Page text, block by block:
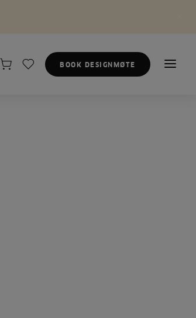
BOOK DESIGNMØTE